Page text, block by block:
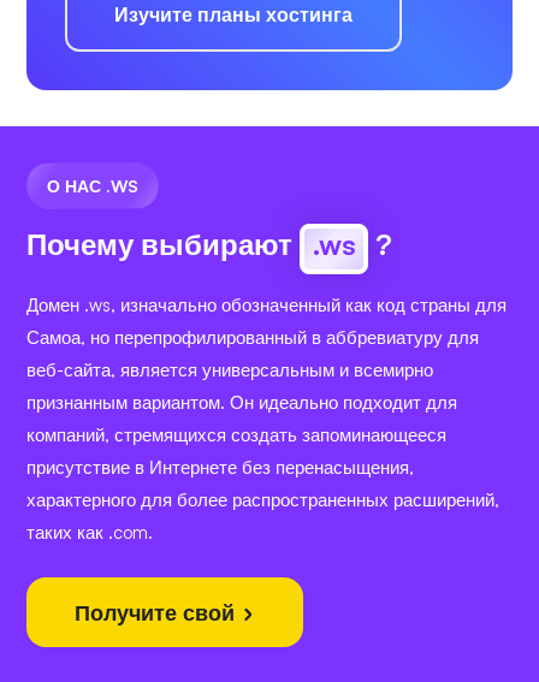
Изучите планы хостинга
О НАС .WS
Почему выбирают .ws ?
Домен .ws, изначально обозначенный как код страны для
Самоа, но перепрофилированный в аббревиатуру для
веб-сайта, является универсальным и всемирно
признанным вариантом. Он идеально подходит для
компаний, стремящихся создать запоминающееся
присутствие в Интернете без перенасыщения,
характерного для более распространенных расширений,
таких как .com.
Получите свой